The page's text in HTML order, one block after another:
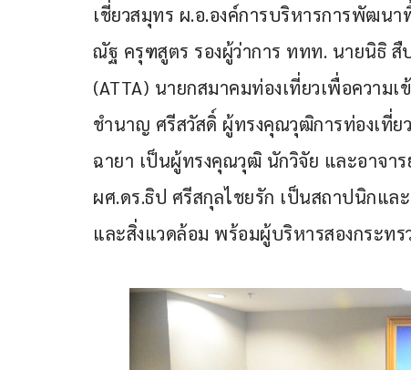
เชี่ยวสมุทร ผ.อ.องค์การบริหารการพัฒน
ณัฐ ครุฑสูตร รองผู้ว่าการ ททท. นายนิธิ สื
(ATTA) นายกสมาคมท่องเที่ยวเพื่อความ
ชำนาญ ศรีสวัสดิ์ ผู้ทรงคุณวุฒิการท่องเที่ยว
ฉายา เป็นผู้ทรงคุณวุฒิ นักวิจัย และอาจา
ผศ.ดร.ธิป ศรีสกุลไชยรัก เป็นสถาปนิกแ
และสิ่งแวดล้อม พร้อมผู้บริหารสองกระทร